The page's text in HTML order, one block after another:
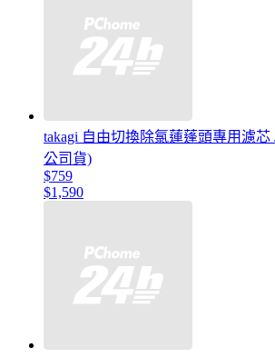
takagi 自由切換除氯蓮蓬頭專用濾芯
公司貨)
$759
$1,590